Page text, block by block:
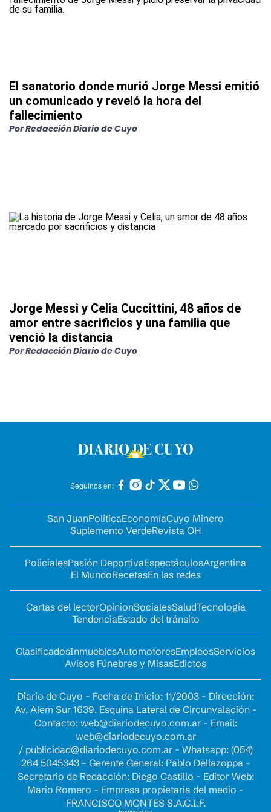
El sanatorio donde murió Jorge Messi emitió
un comunicado y reveló la hora del
fallecimiento
PorRedacción Diario de Cuyo
Jorge Messi y Celia Cuccittini, 48 años de
amor entre sacrificios y una familia que
venció la distancia
PorRedacción Diario de Cuyo
Seguinos en:
San JuanPolíticaEconomíaCuyo Minero
Suplemento VerdeRevista OH
PolicialesPasión DeportivaEspectáculosArgentina
El MundoRecetasEn las redes
Cartas del lectorOpinionSocialesSaludTecnología
TendenciaEstado del tránsito
ClasificadosInmueblesAutomotoresEmpleosServicios
Avisos Fúnebres y MisasEdictos
Diario de Cuyo - Fecha de Inicio: 11/2003 - Dirección:
Av. Alem Sur 1639. Esquina Lateral de Circunvalación -
Contacto: web@diariodecuyo.com.ar- Email:
web@diariodecuyo.com.ar
/ publicidad@diariodecuyo.com.ar- Whatsapp: (054)
264 5045343 - Gerente General: Pablo Dellazoppa -
Secretario de Redacción: Diego Castillo - Editor Web:
Mario Romero - Empresa propietaria del medio -
FRANCISCO MONTES S.A.C.I.F.